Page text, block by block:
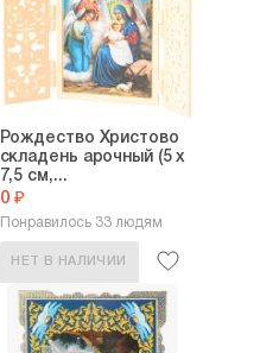
Рождество Христово
складень арочный (5 х
7,5 см,...
0 ₽
Понравилось 33 людям
НЕТ В НАЛИЧИИ